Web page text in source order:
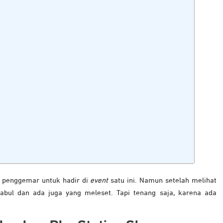
penggemar untuk hadir di eventsatu ini. Namun setelah melihat
dan ada juga yang meleset. Tapi tenang saja, karena ada